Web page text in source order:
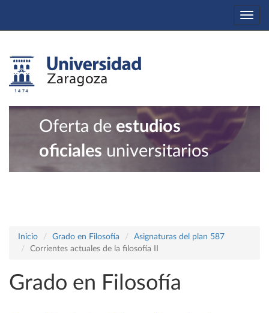
Oferta de estudios
oficiales universitarios
Inicio Grado en Filosofía
Asignaturas del plan 587
Corrientes actuales de la filosofía II
Grado en Filosofía